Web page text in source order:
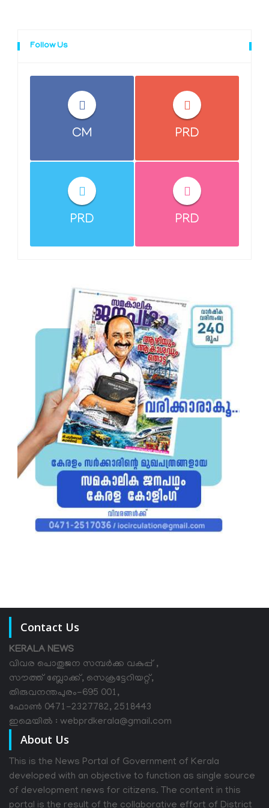
Follow Us
CM PRD
PRD PRD
Contact Us
KERALA NEWS
വിവര പൊതുജന സമ്പര്‍ക്ക വകുപ്പ് ,
സൗത്ത് ബ്ലോക്ക്, സെക്രട്ടേറിയറ്റ്,
തിരുവനന്തപുരം-695 001,
ഫോൺ 0471-2327782, 2518443
ഇമെയിൽ : webprdkerala@gmail.com
About Us
This is the News Portal of Government of Kerala
developed with an objective to function as single source
of development news for citizens. The content in this
portal is the result of the collaborative effort of District